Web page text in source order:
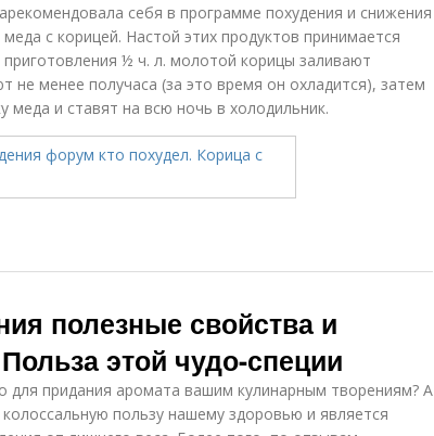
себя в программе похудения и снижения
с корицей. Настой этих продуктов принимается
½ ч. л. молотой корицы заливают
не менее получаса (за это время он охладится), затем
и ставят на всю ночь в холодильник.
полезные свойства и
этой чудо-специи
для придания аромата вашим кулинарным творениям? А
пользу нашему здоровью и является